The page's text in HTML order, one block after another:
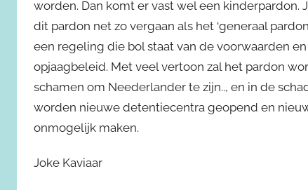
worden. Dan komt er vast wel een kinderpardon.
dit pardon net zo vergaan als het ‘generaal
een regeling die bol staat van de voorwaarden
opjaagbeleid. Met veel vertoon zal het pardon
schamen om Neederlander te zijn.., en in de
worden nieuwe detentiecentra geopend en
onmogelijk maken.
Joke Kaviaar